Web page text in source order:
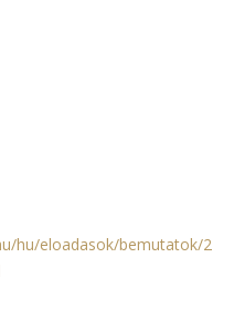
hu/eloadasok/bemutatok/2